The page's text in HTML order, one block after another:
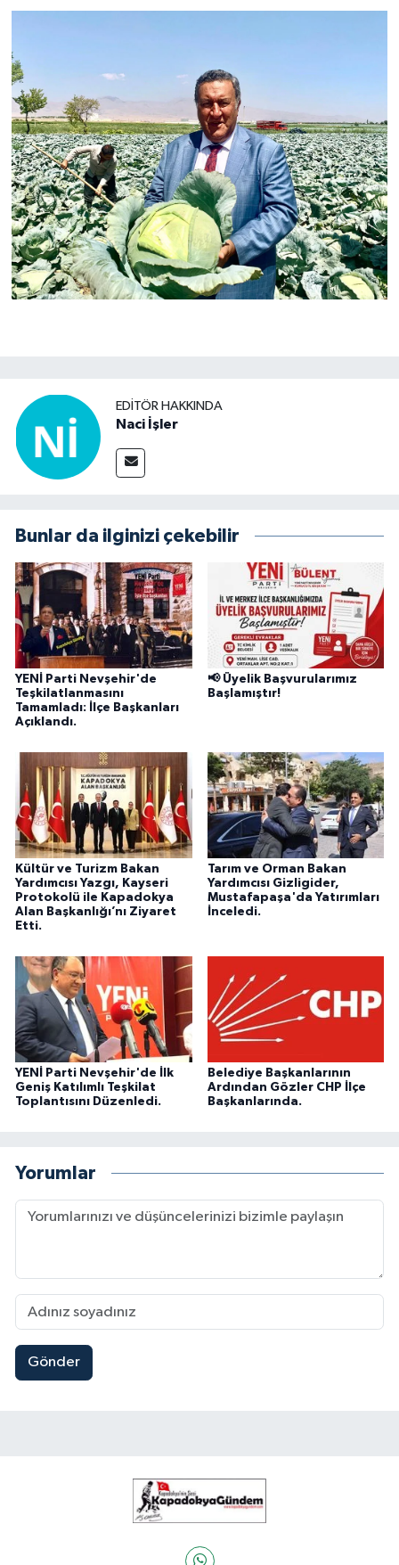
EDITÖR HAKKINDA
Naci İşler
Bunlar da ilginizi çekebilir
YENİ Parti Nevşehir'de
Teşkilatlanmasını
Tamamladı: İlçe Başkanları
Açıklandı.
📢 Üyelik Başvurularımız
Başlamıştır!
Kültür ve Turizm Bakan
Yardımcısı Yazgı, Kayseri
Protokolü ile Kapadokya
Alan Başkanlığı’nı Ziyaret
Etti.
Tarım ve Orman Bakan
Yardımcısı Gizligider,
Mustafapaşa'da Yatırımları
İnceledi.
YENİ Parti Nevşehir'de İlk
Geniş Katılımlı Teşkilat
Toplantısını Düzenledi.
Belediye Başkanlarının
Ardından Gözler CHP İlçe
Başkanlarında.
Yorumlar
Gönder